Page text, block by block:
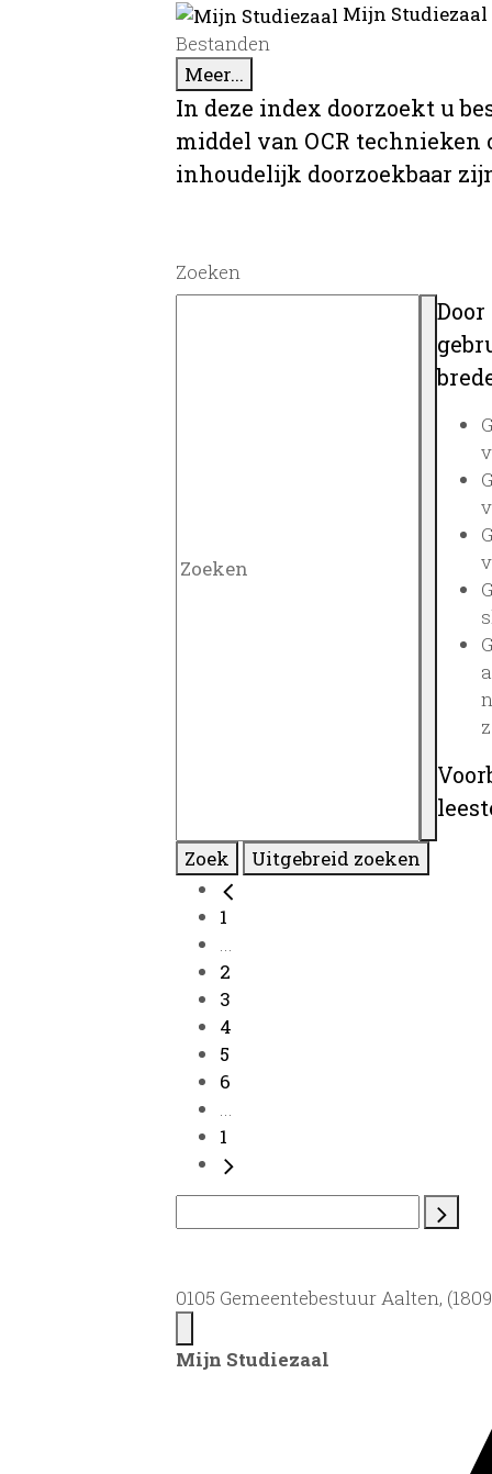
Mijn
Bestanden
Meer...
In deze index doorzoekt u
middel van OCR
inhoudelijk doorzoekbaar
Zoeken
Zoek Uitgebreid zoeken
1
...
2
3
4
5
6
...
1
0105 Gemeentebestuur Aalten,
Mijn Studiezaal